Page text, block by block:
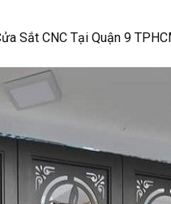
Sắt CNC Tại Quận 9